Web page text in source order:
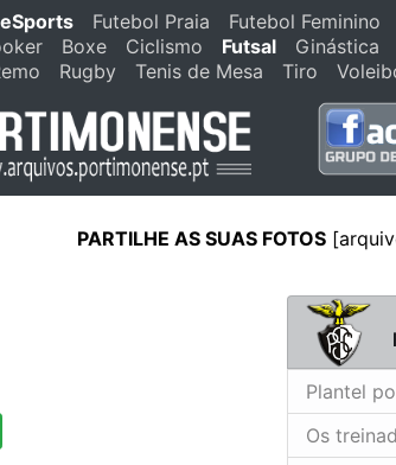
eSports Futebol Praia Futebol Feminino
Boxe Ciclismo Futsal Ginástica
Rugby Tenis de Mesa Tiro
PARTILHE AS SUAS FOTOS
Plantel
Os